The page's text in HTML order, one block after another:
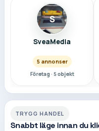
S
SveaMedia
5 annonser
Företag· 5objekt
TRYGG HANDEL
Snabbt läge innan du